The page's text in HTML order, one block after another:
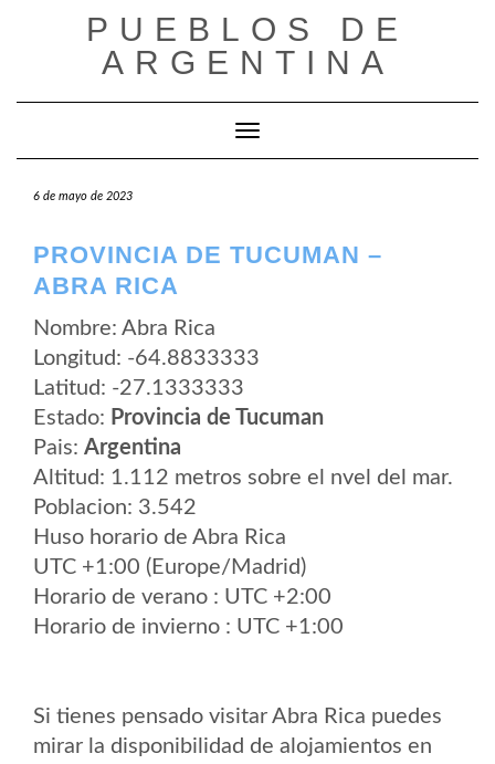
PUEBLOS DE
ARGENTINA
Cambiar modo de navegación
6 de mayo de 2023
PROVINCIA DE TUCUMAN –
ABRA RICA
Nombre: Abra Rica
Longitud: -64.8833333
Latitud: -27.1333333
Estado: Provincia de Tucuman
Pais: Argentina
Altitud: 1.112 metros sobre el nvel del mar.
Poblacion: 3.542
Huso horario de Abra Rica
UTC +1:00 (Europe/Madrid)
Horario de verano : UTC +2:00
Horario de invierno : UTC +1:00
Si tienes pensado visitar Abra Rica puedes
mirar la disponibilidad de alojamientos en